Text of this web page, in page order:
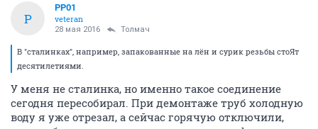
P
PP01
veteran
28 мая 2016 Толмач
В "сталинках", например, запакованные на лён и сурик резьбы стоЯт
десятилетиями.
У меня не сталинка, но именно такое соединение
сегодня пересобирал. При демонтаже труб холодную
воду я уже отрезал, а сейчас горячую отключили,